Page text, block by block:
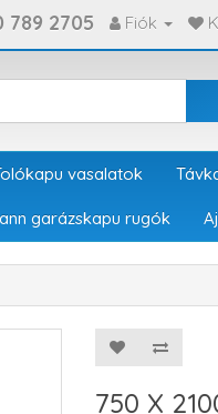
789 2705 Fiók
vasalatok
garázskapu rugók
750 X